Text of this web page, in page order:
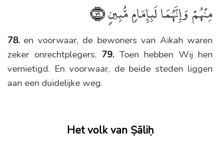
78. en voorwaar, de bewoners van Aikah waren
zeker onrechtplegers. 79. Toen hebben Wij hen
vernietigd. En voorwaar, de beide steden liggen
aan een duidelijke weg.
مِنْهُمْ وَإِنَّهُمَا لَبِإِمَامٍۢ مُّبِينٍۢ﴿٧٩﴾
Het volk van Ṣāliḥ